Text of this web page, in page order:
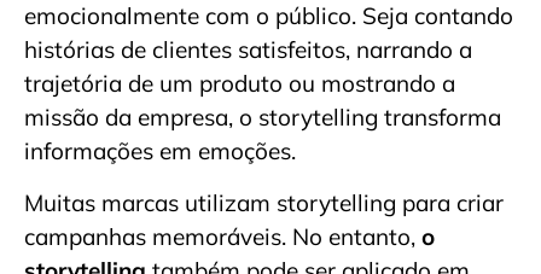
emocionalmente com o público. Seja contando
histórias de clientes satisfeitos, narrando a
trajetória de um produto ou mostrando a
missão da empresa, o storytelling transforma
informações em emoções.
Muitas marcas utilizam storytelling para criar
campanhas memoráveis. No entanto, o